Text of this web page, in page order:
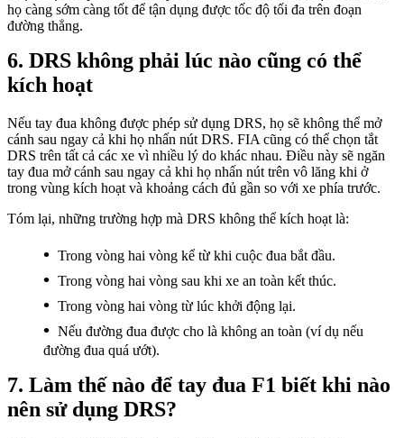
họ càng sớm càng tốt để tận dụng được tốc độ tối đa trên đoạn
đường thẳng.
DRS không phải lúc nào cũng có thể
kích hoạt
Nếu tay đua không được phép sử dụng DRS, họ sẽ không thể mở
cánh sau ngay cả khi họ nhấn nút DRS. FIA cũng có thể chọn tắt
DRS trên tất cả các xe vì nhiều lý do khác nhau. Điều này sẽ ngăn
tay đua mở cánh sau ngay cả khi họ nhấn nút trên vô lăng khi ở
trong vùng kích hoạt và khoảng cách đủ gần so với xe phía trước.
Tóm lại, những trường hợp mà DRS không thể kích hoạt là:
Trong vòng hai vòng kể từ khi cuộc đua bắt đầu.
Trong vòng hai vòng sau khi xe an toàn kết thúc.
Trong vòng hai vòng từ lúc khởi động lại.
Nếu đường đua được cho là không an toàn (ví dụ nếu
đường đua quá ướt).
Làm thế nào để tay đua F1 biết khi nào
nên sử dụng DRS?